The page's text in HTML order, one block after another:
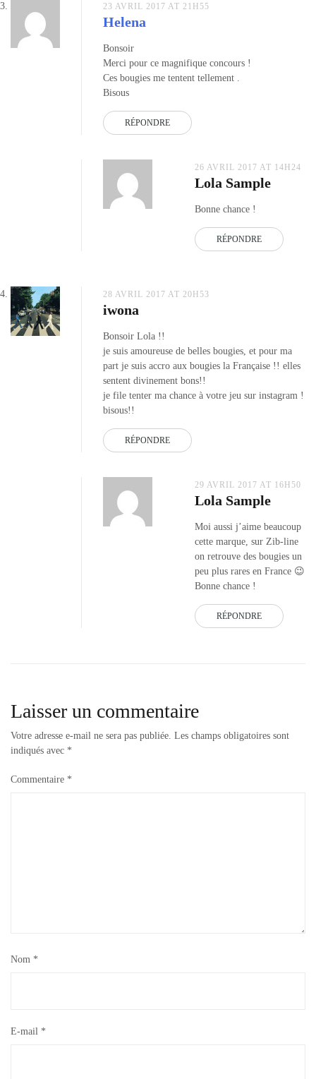
23 AVRIL 2017 AT 21H55
Helena
Bonsoir
Merci pour ce magnifique concours !
Ces bougies me tentent tellement .
Bisous
RÉPONDRE
26 AVRIL 2017 AT 14H24
Lola Sample
Bonne chance !
RÉPONDRE
28 AVRIL 2017 AT 20H53
iwona
Bonsoir Lola !!
je suis amoureuse de belles bougies, et pour ma
part je suis accro aux bougies la Française !! elles
sentent divinement bons!!
je file tenter ma chance à votre jeu sur instagram !
bisous!!
RÉPONDRE
29 AVRIL 2017 AT 16H50
Lola Sample
Moi aussi j’aime beaucoup
cette marque, sur Zib-line
on retrouve des bougies un
peu plus rares en France 😉
Bonne chance !
RÉPONDRE
Laisser un commentaire
Votre adresse e-mail ne sera pas publiée. Les champs obligatoires sont
indiqués avec *
Commentaire *
Nom *
E-mail *